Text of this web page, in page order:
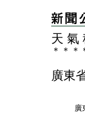
天 氣
＊ ＊ ＊
廣東
廣